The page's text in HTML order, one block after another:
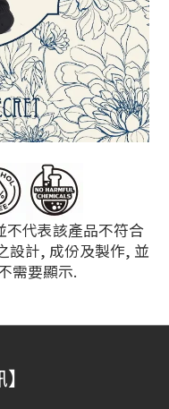
代表該產品不符合
設計, 成份及製作, 並
需要顯示.